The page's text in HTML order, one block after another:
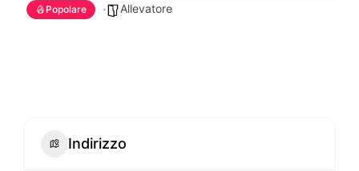
Popolare Allevatore
Indirizzo